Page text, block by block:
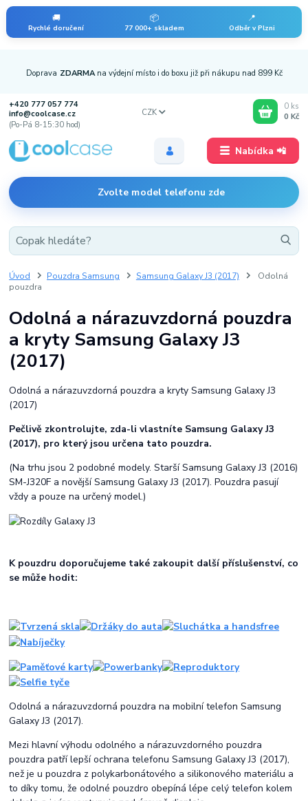
🚚
Rychlé doručení
📦
77 000+ skladem
📍
Odběr v Plzni
Nabídka 📲
Doprava ZDARMA na výdejní místo i do boxu již při nákupu nad 899 Kč
+420 777 057 774
info@coolcase.cz
(Po-Pá 8-15:30 hod)
Zvolte model telefonu zde
CZK
0 ks
0 Kč
Úvod Pouzdra Samsung Samsung Galaxy J3 (2017)
Odolná
pouzdra
Odolná a nárazuvzdorná pouzdra
a kryty Samsung Galaxy J3
(2017)
Odolná a nárazuvzdorná pouzdra a kryty Samsung Galaxy J3
(2017)
Pečlivě zkontrolujte, zda-li vlastníte Samsung Galaxy J3
(2017), pro který jsou určena tato pouzdra.
(Na trhu jsou 2 podobné modely. Starší Samsung Galaxy J3 (2016)
SM-J320F a novější Samsung Galaxy J3 (2017). Pouzdra pasují
vždy a pouze na určený model.)
K pouzdru doporučujeme také zakoupit další příslušenství, co
se může hodit:
Odolná a nárazuvzdorná pouzdra na mobilní telefon Samsung
Galaxy J3 (2017).
Mezi hlavní výhodu odolného a nárazuvzdorného pouzdra
pouzdra patří lepší ochrana telefonu Samsung Galaxy J3 (2017),
než je u pouzdra z polykarbonátového a silikonového materiálu a
to díky tomu, že odolné pouzdro obepíná lépe celý telefon kolem